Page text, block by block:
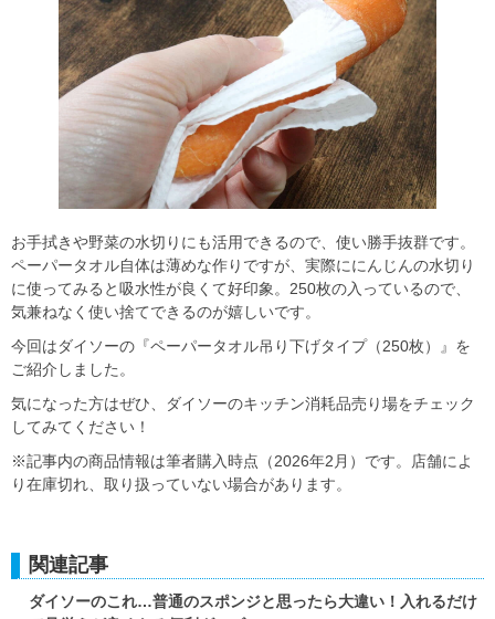
お手拭きや野菜の水切りにも活用できるので、使い勝手抜群です。
ペーパータオル自体は薄めな作りですが、実際ににんじんの水切り
に使ってみると吸水性が良くて好印象。250枚の入っているので、
気兼ねなく使い捨てできるのが嬉しいです。
今回はダイソーの『ペーパータオル吊り下げタイプ（250枚）』を
ご紹介しました。
気になった方はぜひ、ダイソーのキッチン消耗品売り場をチェック
してみてください！
※記事内の商品情報は筆者購入時点（2026年2月）です。店舗によ
り在庫切れ、取り扱っていない場合があります。
関連記事
ダイソーのこれ…普通のスポンジと思ったら大違い！入れるだけ